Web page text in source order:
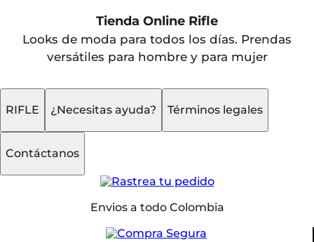
Tienda Online Rifle
Looks de moda para todos los días. Prendas
versátiles para hombre y para mujer
RIFLE ¿Necesitas ayuda? Términos legales
Contáctanos
Envios a todo Colombia